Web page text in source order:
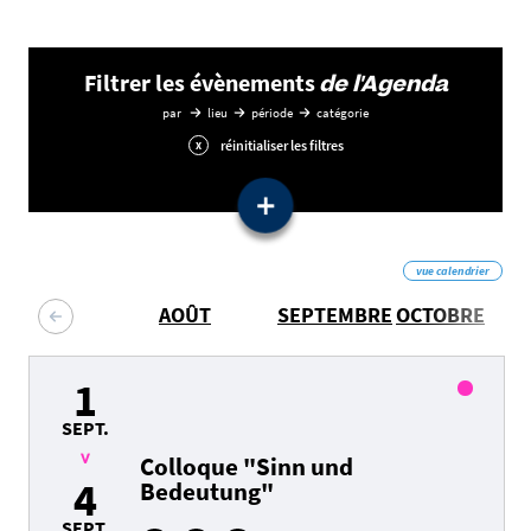
Filtrer les évènements de l'Agenda
par lieu période catégorie
réinitialiser les filtres
Filtrer les événements par
Filtrer les événements par
catégorie
Conférence
Journée d'étude
Cinéma
AOÛT SEPTEMBREOCTOBRE
vue calendrier
1
SEPT.
>
4
Colloque "Sinn und
Bedeutung"